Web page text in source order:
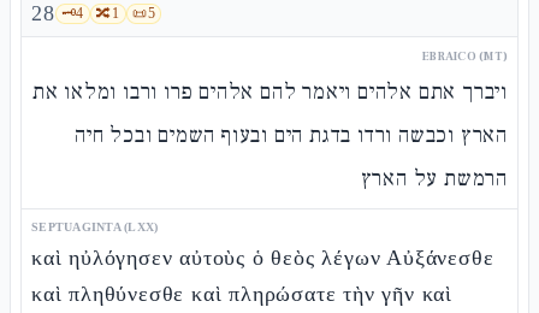
28 🗝️4 🔀1 📜5
EBRAICO (MT)
ויברך אתם אלהים ויאמר להם אלהים פרו ורבו ומלאו את
הארץ וכבשה ורדו בדגת הים ובעוף השמים ובכל חיה
הרמשת על הארץ
SEPTUAGINTA (LXX)
καὶ ηὐλόγησεν αὐτοὺς ὁ θεὸς λέγων Αὐξάνεσθε
καὶ πληθύνεσθε καὶ πληρώσατε τὴν γῆν καὶ